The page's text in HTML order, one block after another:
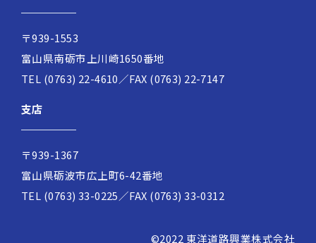
〒939-1553
富山県南砺市上川崎1650番地
TEL (0763) 22-4610／FAX (0763) 22-7147
支店
〒939-1367
富山県砺波市広上町6-42番地
TEL (0763) 33-0225／FAX (0763) 33-0312
©2022 東洋道路興業株式会社